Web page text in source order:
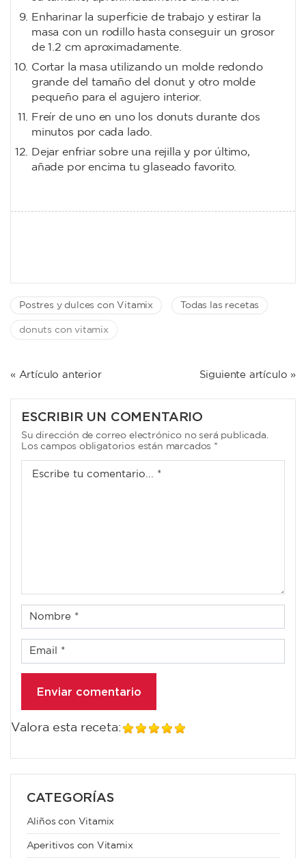
Enharinar la superficie de trabajo y estirar la
masa con un rodillo hasta conseguir un grosor
de 1.2 cm aproximadamente.
Cortar la masa utilizando un molde redondo
grande del tamaño del donut y otro molde
pequeño para el agujero interior.
Freír de uno en uno los donuts durante dos
minutos por cada lado.
Dejar enfriar sobre una rejilla y por último,
añade por encima tu glaseado favorito.
Postres y dulces con Vitamix Todas las recetas
donuts con vitamix
NAVEGACIÓN
ENTRADAS
« Artículo anterior Siguiente artículo »
ESCRIBIR UN COMENTARIO
Su dirección de correo electrónico no será publicada.
Los campos obligatorios están marcados *
Valora esta receta:
CATEGORÍAS
Aliños con Vitamix
Aperitivos con Vitamix